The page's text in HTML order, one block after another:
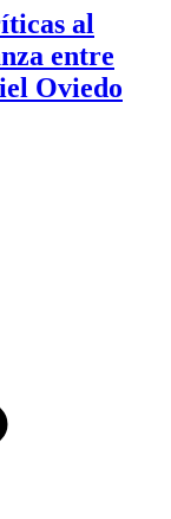
al
entre
Oviedo